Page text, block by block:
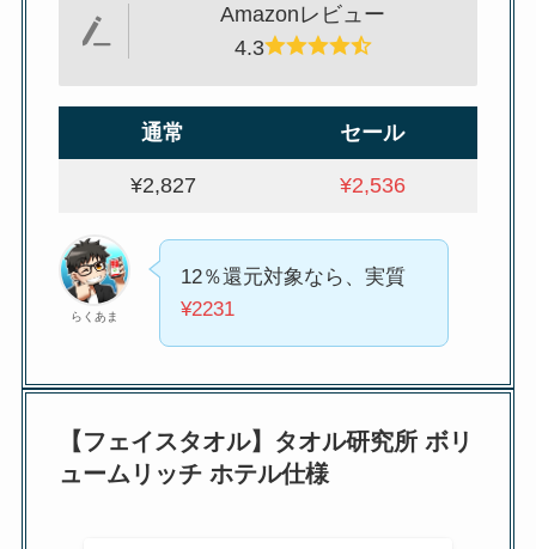
Amazonレビュー
4.3
通常 セール
¥2,827 ¥2,536
らくあま
12％還元対象なら、実質
¥2231
【フェイスタオル】タオル研究所 ボリ
ュームリッチ ホテル仕様